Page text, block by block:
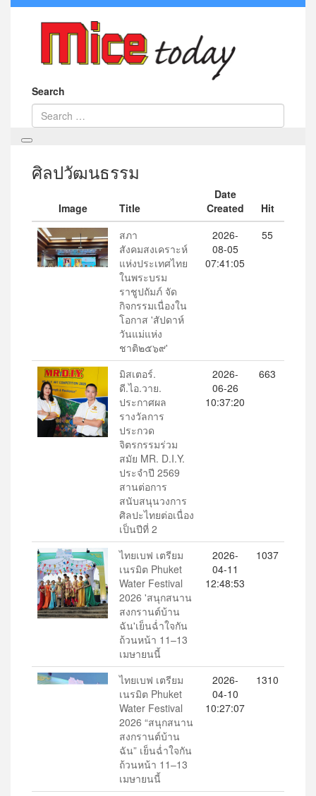
Search
ศิลปวัฒนธรรม
Image Title
Date
Created
Hit
สภา
สังคมสงเคราะห์
แห่งประเทศไทย
ในพระบรม
ราชูปถัมภ์ จัด
กิจกรรมเนื่องใน
โอกาส 'สัปดาห์
วันแม่แห่ง
ชาติ๒๕๖๙'
2026-
08-05
07:41:05
55
มิสเตอร์.
ดี.ไอ.วาย.
ประกาศผล
รางวัลการ
ประกวด
จิตรกรรมร่วม
สมัย MR. D.I.Y.
ประจำปี 2569
สานต่อการ
สนับสนุนวงการ
ศิลปะไทยต่อเนื่อง
เป็นปีที่ 2
2026-
06-26
10:37:20
663
ไทยเบฟ เตรียม
เนรมิต Phuket
Water Festival
2026 'สนุกสนาน
สงกรานต์บ้าน
ฉัน'เย็นฉ่ำใจกัน
ถ้วนหน้า 11–13
เมษายนนี้
2026-
04-11
12:48:53
1037
ไทยเบฟ เตรียม
เนรมิต Phuket
Water Festival
2026 “สนุกสนาน
สงกรานต์บ้าน
ฉัน” เย็นฉ่ำใจกัน
ถ้วนหน้า 11–13
เมษายนนี้
2026-
04-10
10:27:07
1310